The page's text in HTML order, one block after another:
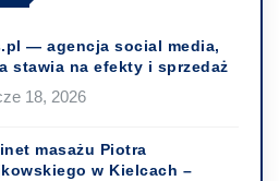
— agencja social media,
stawia na efekty i sprzedaż
18, 2026
masażu Piotra
w Kielcach –